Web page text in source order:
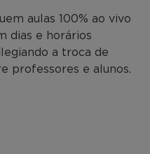
aulas 100% ao vivo
dias e horários
a troca de
professores e alunos.